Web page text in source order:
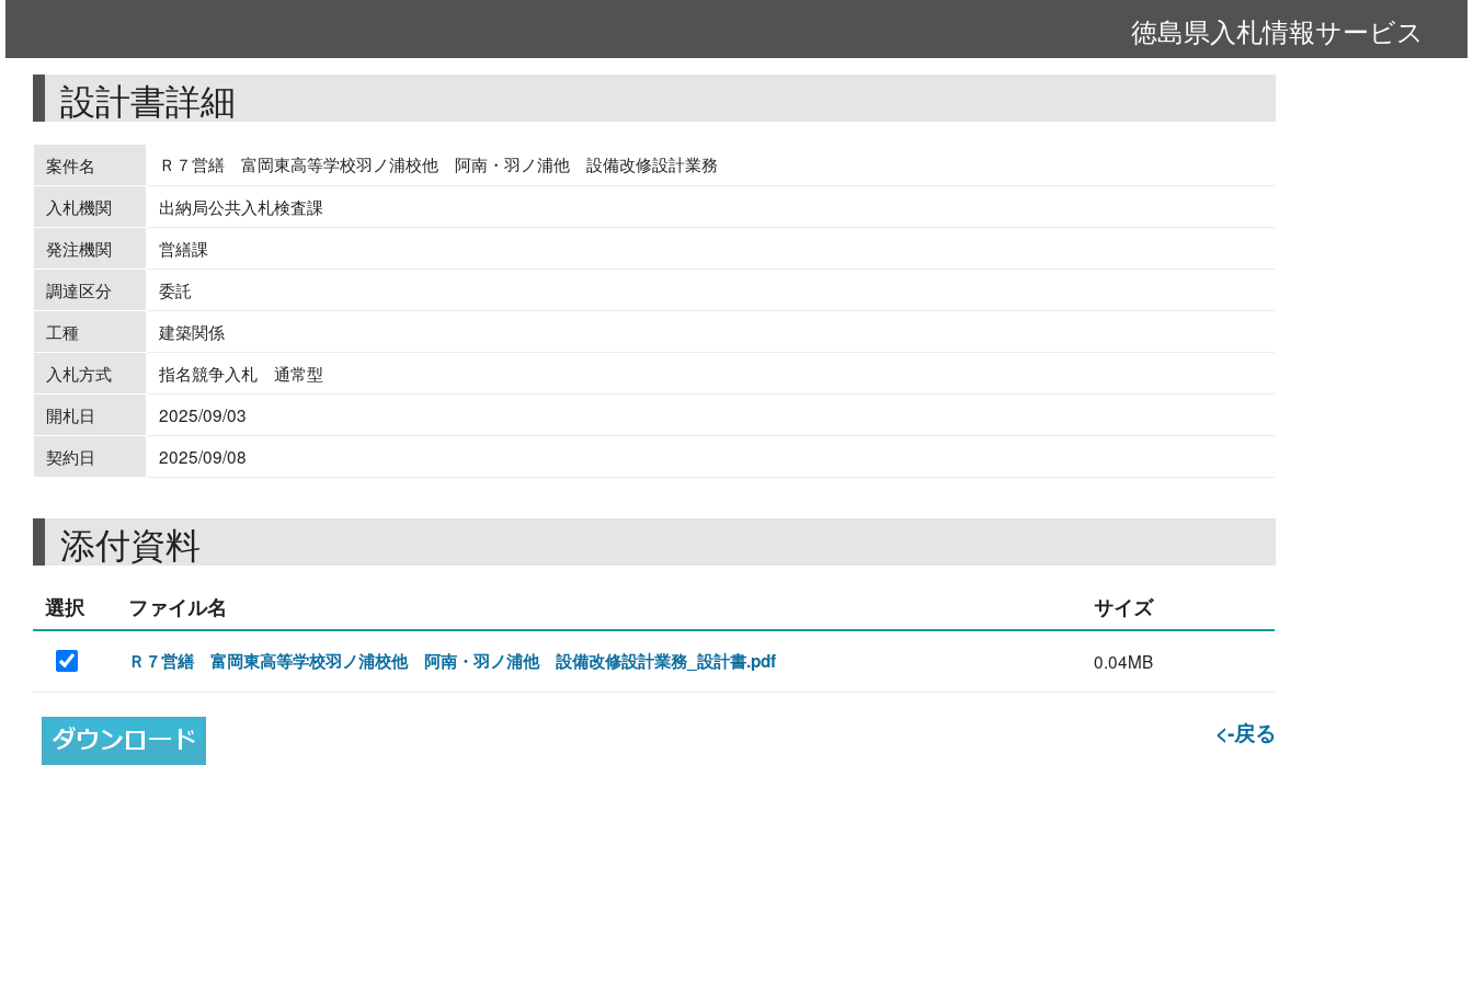
徳島県入札情報サービス
設計書詳細
案件名
Ｒ７営繕 富岡東高等学校羽ノ浦校他 阿南・羽ノ浦他 設備改修設計業務
入札機関
出納局公共入札検査課
発注機関
営繕課
調達区分
委託
工種
建築関係
入札方式
指名競争入札 通常型
開札日
2025/09/03
契約日
2025/09/08
添付資料
選択 ファイル名 サイズ
Ｒ７営繕 富岡東高等学校羽ノ浦校他 阿南・羽ノ浦他 設備改修設計業務_設計書.pdf 0.04MB
<-戻る